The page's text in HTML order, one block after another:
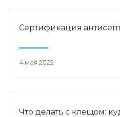
Сертификация
4 мая 2022
Что делать с клещом: